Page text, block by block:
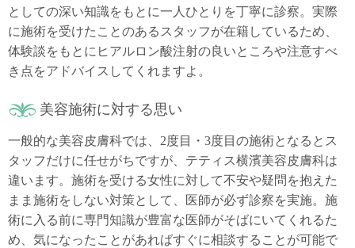
としての深い知識をもとに一人ひとりを丁寧に診察。実際
に施術を受けたことのあるスタッフが在籍しているため、
体験談をもとにヒアルロン酸注射の良いところや注意すべ
き点をアドバイスしてくれますよ。
美容施術に対する思い
一般的な美容皮膚科では、2度目・3度目の施術となるとス
タッフだけに任せがちですが、テティス横濱美容皮膚科は
違います。施術を受ける女性に対して不安や疑問を抱えた
まま施術をしない対策として、医師が必ず診察を実施。施
術に入る前に専門知識が豊富な医師がそばにいてくれるた
め、気になったことがあればすぐに相談することが可能で